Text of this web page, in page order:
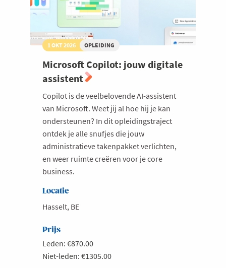
1 OKT 2026 OPLEIDING
Microsoft Copilot: jouw digitale
assistent
Copilot is de veelbelovende AI-assistent
van Microsoft. Weet jij al hoe hij je kan
ondersteunen? In dit opleidingstraject
ontdek je alle snufjes die jouw
administratieve takenpakket verlichten,
en weer ruimte creëren voor je core
business.
Locatie
Hasselt, BE
Prijs
Leden: €870.00
Niet-leden: €1305.00